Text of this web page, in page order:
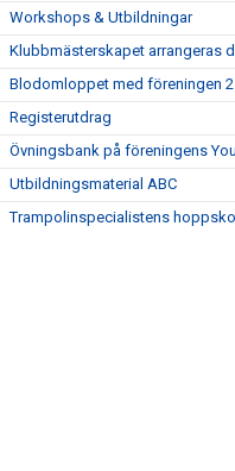
Workshops & Utbildningar
Klubbmästerskapet arrangeras
Blodomloppet med föreningen
Registerutdrag
Övningsbank på föreningens
Utbildningsmaterial ABC
Trampolinspecialistens